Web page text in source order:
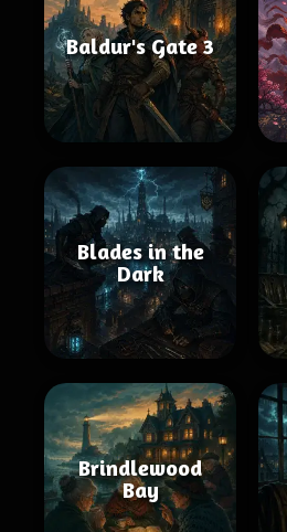
Baldur's Gate 3
Blades in the
Dark
Brindlewood
Bay